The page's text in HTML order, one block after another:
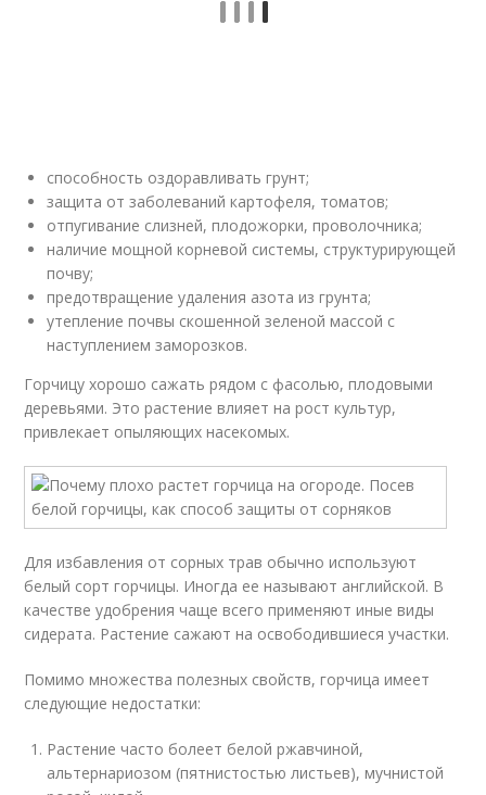
способность оздоравливать грунт;
защита от заболеваний картофеля, томатов;
отпугивание слизней, плодожорки, проволочника;
наличие мощной корневой системы, структурирующей
почву;
предотвращение удаления азота из грунта;
утепление почвы скошенной зеленой массой с
наступлением заморозков.
Горчицу хорошо сажать рядом с фасолью, плодовыми
деревьями. Это растение влияет на рост культур,
привлекает опыляющих насекомых.
Для избавления от сорных трав обычно используют
белый сорт горчицы. Иногда ее называют английской. В
качестве удобрения чаще всего применяют иные виды
сидерата. Растение сажают на освободившиеся участки.
Помимо множества полезных свойств, горчица имеет
следующие недостатки:
Растение часто болеет белой ржавчиной,
альтернариозом (пятнистостью листьев), мучнистой